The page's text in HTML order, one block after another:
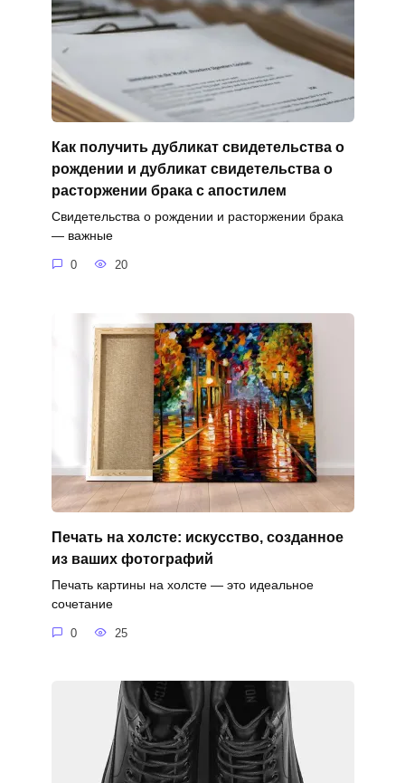
Как получить дубликат свидетельства о
рождении и дубликат свидетельства о
расторжении брака с апостилем
Свидетельства о рождении и расторжении брака
— важные
0 20
Печать на холсте: искусство, созданное
из ваших фотографий
Печать картины на холсте — это идеальное
сочетание
0 25